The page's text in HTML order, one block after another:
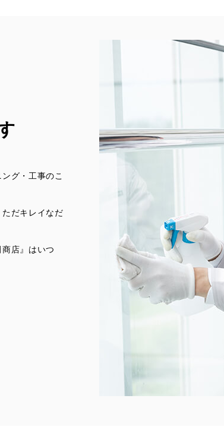
グ・工事のこ
だキレイなだ
店』はいつ